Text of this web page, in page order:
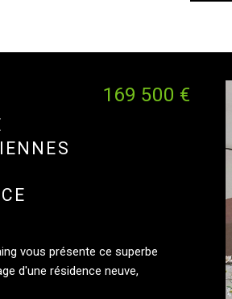
169 500 €
vous présente ce superbe
d'une résidence neuve,